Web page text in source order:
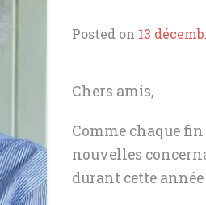
LES
Posted on 13
Chers amis,
Comme chaque
nouvelles
durant cette année